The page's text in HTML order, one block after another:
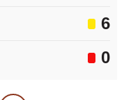
6
0